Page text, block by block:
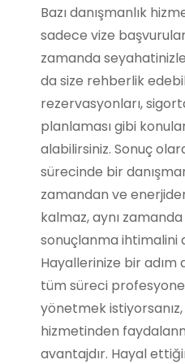
Bazı danışmanlık
sadece vize
zamanda
da size rehberlik
rezervasyonları,
planlaması gibi
alabilirsiniz. Sonuç
sürecinde bir
zamandan ve
kalmaz, aynı
sonuçlanma ihtimalini
Hayallerinize bir
tüm süreci
yönetmek istiyorsanız,
hizmetinden
avantajdır. Hayal